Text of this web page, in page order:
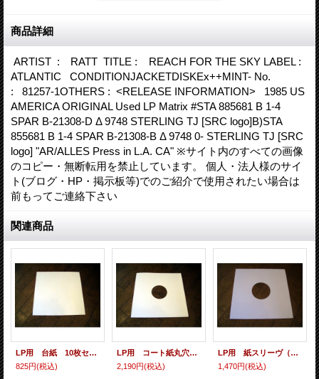
商品詳細
ARTIST : RATT TITLE : REACH FOR THE SKY LABEL :
ATLANTIC CONDITIONJACKETDISKEx++MINT- No.
: 81257-1OTHERS : <RELEASE INFORMATION> 1985 US
AMERICA ORIGINAL Used LP Matrix #STA 885681 B 1-4
SPAR B-21308-D Δ 9748 STERLING TJ [SRC logo]B)STA
855681 B 1-4 SPAR B-21308-B Δ 9748 0- STERLING TJ [SRC
logo] "AR/ALLES Press in L.A. CA" ※サイト内のすべての画像
のコピー・無断転用を禁止しています。 個人・法人様のサイ
ト(ブログ・HP・掲示板等)でのご紹介で使用されたい場合は
前もってご連絡下さい
関連商品
LP用 台紙 10枚セット
825円(税込)
LP用 コート紙丸穴ジャケ 10枚セット
2,190円(税込)
LP用 紙スリーヴ（レギュラー 四角の角） 10枚セット
1,470円(税込)